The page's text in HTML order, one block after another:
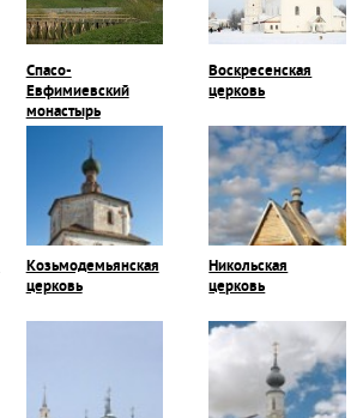
Спасо-
Евфимиевский
монастырь
Воскресенская
церковь
Козьмодемьянская
церковь
Никольская
церковь